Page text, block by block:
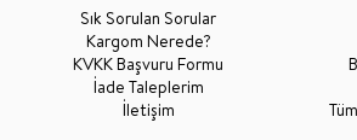
Sık Sorulan Sorular
Kargom Nerede?
KVKK Başvuru Formu
İade Taleplerim
İletişim